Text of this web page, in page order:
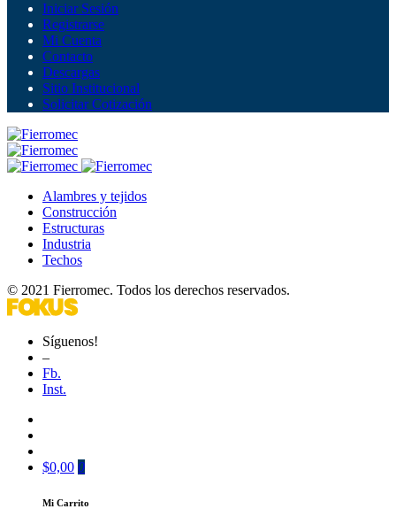
Iniciar Sesión
Registrarse
Mi Cuenta
Contacto
Descargas
Sitio Institucional
Solicitar Cotización
Alambres y tejidos
Construcción
Estructuras
Industria
Techos
© 2021 Fierromec. Todos los derechos reservados.
Síguenos!
–
Fb.
Inst.
$0,00 0
Mi Carrito